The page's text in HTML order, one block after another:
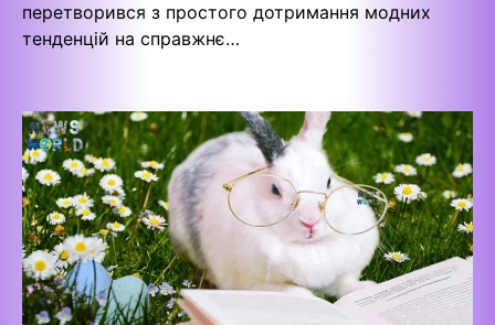
перетворився з простого дотримання модних
тенденцій на справжнє…